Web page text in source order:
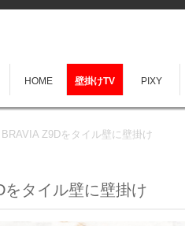
HOME 壁掛けTV PIXY
Z9Dをタイル壁に壁掛け
タイル壁に壁掛け